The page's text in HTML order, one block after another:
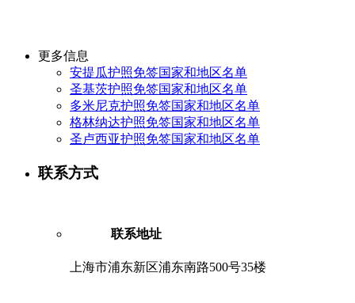
更多信息
安提瓜护照免签国家和地区名单
圣基茨护照免签国家和地区名单
多米尼克护照免签国家和地区名单
格林纳达护照免签国家和地区名单
圣卢西亚护照免签国家和地区名单
联系方式
联系地址
上海市浦东新区浦东南路500号35楼